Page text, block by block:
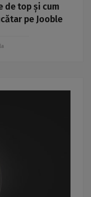
de top și cum
pe Jooble